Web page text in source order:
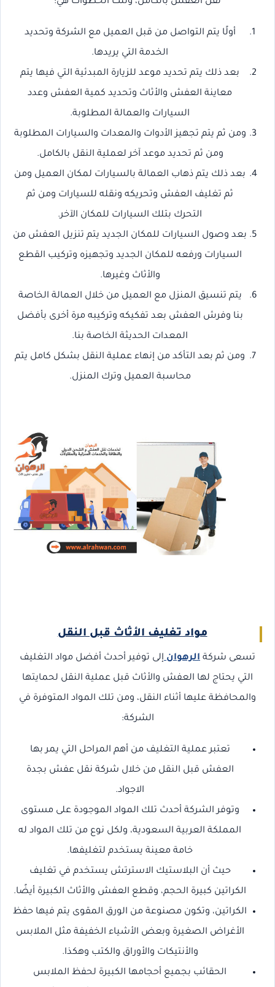
أولًا يتم التواصل من قبل العميل مع الشركة وتحديد
الخدمة التي يريدها.
بعد ذلك يتم تحديد موعد للزيارة المبدئية التي فيها يتم
معاينة العفش والأثاث وتحديد كمية العفش وعدد
السيارات والعمالة المطلوبة.
ومن ثم يتم تجهيز الأدوات والمعدات والسيارات المطلوبة
ومن ثم تحديد موعد آخر لعملية النقل بالكامل.
بعد ذلك يتم ذهاب العمالة بالسيارات لمكان العميل ومن
ثم تغليف العفش وتحريكه ونقله للسيارات ومن ثم
التحرك بتلك السيارات للمكان الآخر.
بعد وصول السيارات للمكان الجديد يتم تنزيل العفش من
السيارات ورفعه للمكان الجديد وتجهيزه وتركيب القطع
والأثاث وغيرها.
يتم تنسيق المنزل مع العميل من خلال العمالة الخاصة
بنا وفرش العفش بعد تفكيكه وتركيبه مرة أخرى بأفضل
المعدات الحديثة الخاصة بنا.
ومن ثم بعد التأكد من إنهاء عملية النقل بشكل كامل يتم
محاسبة العميل وترك المنزل.
مواد تغليف الأثاث قبل النقل
تسعى شركة الرهوانإلى توفير أحدث أفضل مواد التغليف
التي يحتاج لها العفش والأثاث قبل عملية النقل لحمايتها
والمحافظة عليها أثناء النقل، ومن تلك المواد المتوفرة في
الشركة:
تعتبر عملية التغليف من أهم المراحل التي يمر بها
العفش قبل النقل من خلال شركة نقل عفش بجدة
الاجواد.
وتوفر الشركة أحدث تلك المواد الموجودة على مستوى
المملكة العربية السعودية، ولكل نوع من تلك المواد له
خامة معينة يستخدم لتغليفها.
حيث أن البلاستيك الاسترتش يستخدم في تغليف
الكراتين كبيرة الحجم، وقطع العفش والأثاث الكبيرة أيضًا.
الكراتين، وتكون مصنوعة من الورق المقوى يتم فيها حفظ
الأغراض الصغيرة وبعض الأشياء الخفيفة مثل الملابس
والأنتيكات والأوراق والكتب وهكذا.
الحقائب بجميع أحجامها الكبيرة لحفظ الملابس